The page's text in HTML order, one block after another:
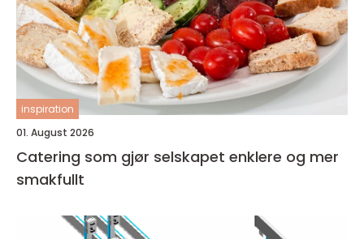
inspiration
01. August 2026
Catering som gjør selskapet enklere og mer
smakfullt